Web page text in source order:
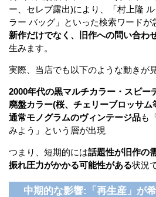
ー、セレブ露出)により、「村上隆
ラー バッグ」といった検索ワードが
新作だけでなく、旧作への問い合わ
生みます。
実際、当店でも以下のような動きが
2000年代の黒マルチカラー・スピー
廃盤カラー(桜、チェリーブロッサム
通常モノグラムのヴィンテージ品も
みよう」という層が出現
つまり、短期的には話題性が旧作の
振れ圧力がかかる可能性がある状況
中期的な影響:「再生産」が